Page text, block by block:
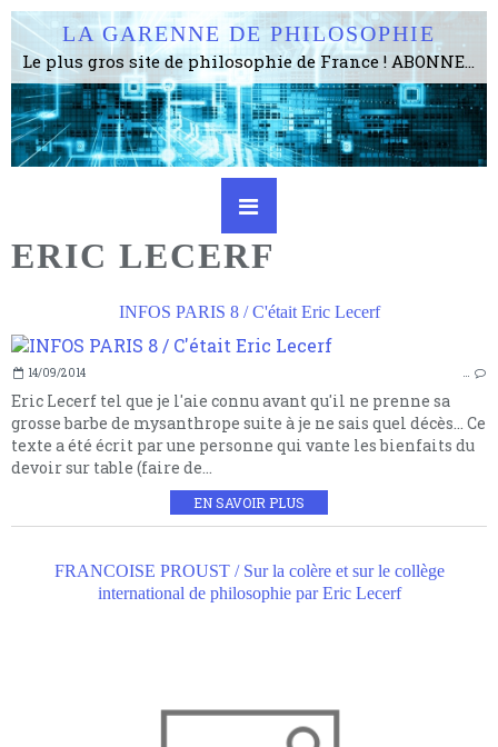
LA GARENNE DE PHILOSOPHIE
Le plus gros site de philosophie de France ! ABONNEZ-VOUS ! 4115 Articles, 1634 abonné·e·s, depuis 2006 . . . . . . . . 2 852 214 pages vues jusqu'à présent. Prestance et être apte à un plus grand nombre de choses.
ERIC LECERF
INFOS PARIS 8 / C'était Eric Lecerf
14/09/2014 …
Eric Lecerf tel que je l'aie connu avant qu'il ne prenne sa
grosse barbe de mysanthrope suite à je ne sais quel décès... Ce
texte a été écrit par une personne qui vante les bienfaits du
devoir sur table (faire de...
EN SAVOIR PLUS
FRANCOISE PROUST / Sur la colère et sur le collège
international de philosophie par Eric Lecerf